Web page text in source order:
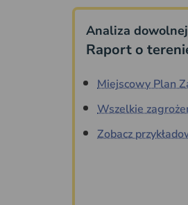
Analiza
Raport o
Miejscowy Plan
Wszelkie
Zobacz